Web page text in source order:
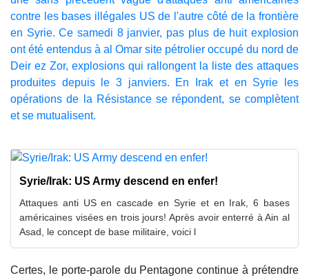
contre les bases illégales US de l'autre côté de la frontière
en Syrie. Ce samedi 8 janvier, pas plus de huit explosion
ont été entendus à al Omar site pétrolier occupé du nord de
Deir ez Zor, explosions qui rallongent la liste des attaques
produites depuis le 3 janviers. En Irak et en Syrie les
opérations de la Résistance se répondent, se complètent
et se mutualisent.
Syrie/Irak: US Army descend en enfer!
Attaques anti US en cascade en Syrie et en Irak, 6 bases
américaines visées en trois jours! Après avoir enterré à Ain al
Asad, le concept de base militaire, voici l
Certes, le porte-parole du Pentagone continue à prétendre